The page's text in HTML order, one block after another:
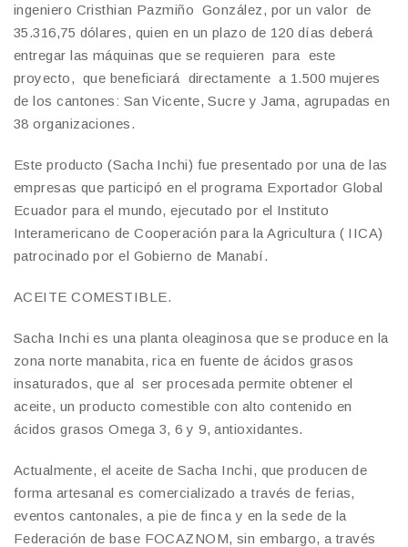
ingeniero Cristhian Pazmiño González, por un valor de
35.316,75 dólares, quien en un plazo de 120 días deberá
entregar las máquinas que se requieren para este
proyecto, que beneficiará directamente a 1.500 mujeres
de los cantones: San Vicente, Sucre y Jama, agrupadas en
38 organizaciones.
Este producto (Sacha Inchi) fue presentado por una de las
empresas que participó en el programa Exportador Global
Ecuador para el mundo, ejecutado por el Instituto
Interamericano de Cooperación para la Agricultura ( IICA)
patrocinado por el Gobierno de Manabí.
ACEITE COMESTIBLE.
Sacha Inchi es una planta oleaginosa que se produce en la
zona norte manabita, rica en fuente de ácidos grasos
insaturados, que al ser procesada permite obtener el
aceite, un producto comestible con alto contenido en
ácidos grasos Omega 3, 6 y 9, antioxidantes.
Actualmente, el aceite de Sacha Inchi, que producen de
forma artesanal es comercializado a través de ferias,
eventos cantonales, a pie de finca y en la sede de la
Federación de base FOCAZNOM, sin embargo, a través